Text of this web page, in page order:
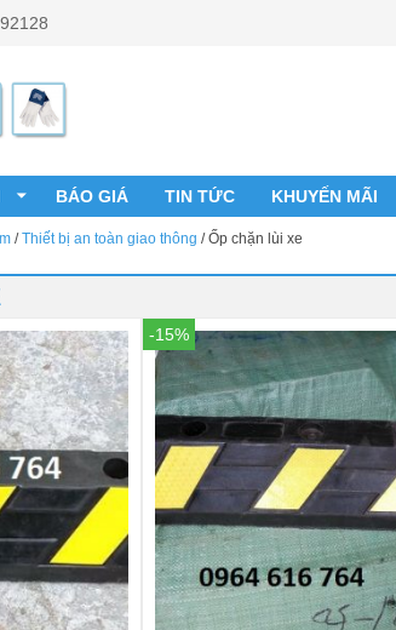
BÁO GIÁ TIN TỨC KHUYẾN MÃI
/Thiết bị an toàn giao thông /Ốp chặn lùi xe
-15%